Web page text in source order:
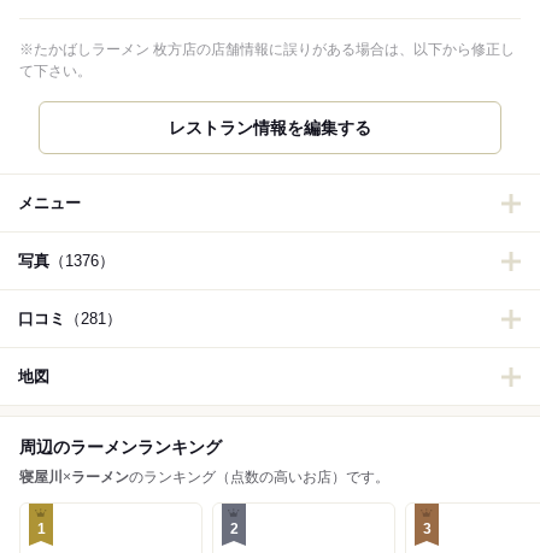
※たかばしラーメン 枚方店の店舗情報に誤りがある場合は、以下から修正し
て下さい。
レストラン情報を編集する
メニュー
写真 （1376）
口コミ （281）
地図
周辺のラーメンランキング
寝屋川 ×ラーメンのランキング（点数の高いお店）です。
1 2 3